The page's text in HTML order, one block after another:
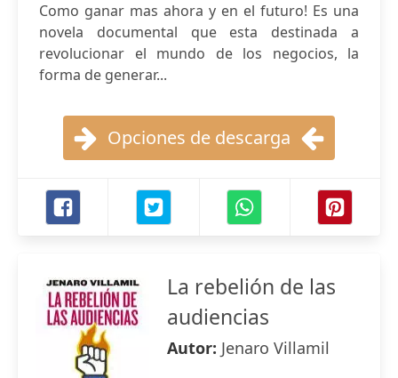
Como ganar mas ahora y en el futuro! Es una
novela documental que esta destinada a
revolucionar el mundo de los negocios, la
forma de generar...
Opciones de descarga
La rebelión de las
audiencias
Autor: Jenaro Villamil